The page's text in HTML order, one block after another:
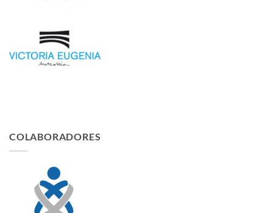
COLABORADORES